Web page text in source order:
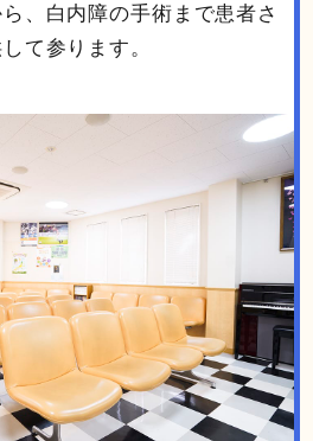
、白内障の手術まで患者さ
て参ります。